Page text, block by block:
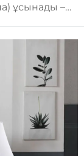
ұсынады –
жиынтығы
әкеледі...